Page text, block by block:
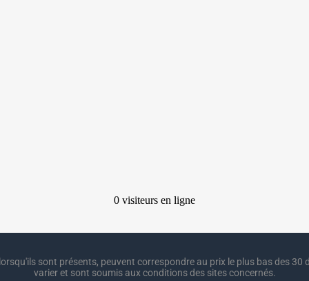
sont présents, peuvent correspondre au prix le plus bas des 30
varier et sont soumis aux conditions des sites concernés.